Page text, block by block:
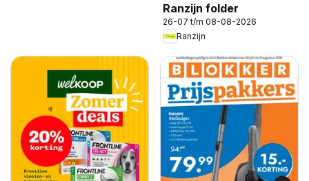
Ranzijn folder
26-07 t/m 08-08-2026
Ranzijn